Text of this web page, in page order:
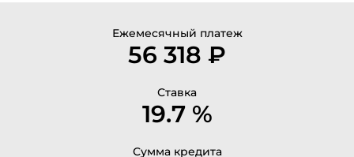
Ежемесячный платеж
56 318 ₽
Ставка
19.7 %
Сумма кредита